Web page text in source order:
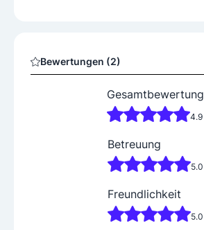
Bewertungen (2)
Gesamtbewertung
4.9
Betreuung
5.0
Freundlichkeit
5.0